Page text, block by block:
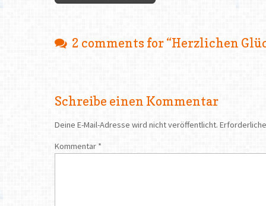
2 comments for “Herzlichen
Schreibe einen Kommentar
Deine E-Mail-Adresse wird nicht veröffentlicht.
Kommentar *